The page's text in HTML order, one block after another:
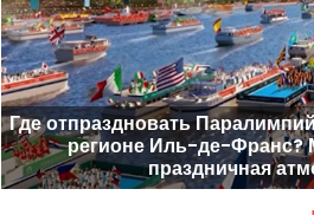
Где отпраздновать
регионе Иль-де-Франс?
праздничная